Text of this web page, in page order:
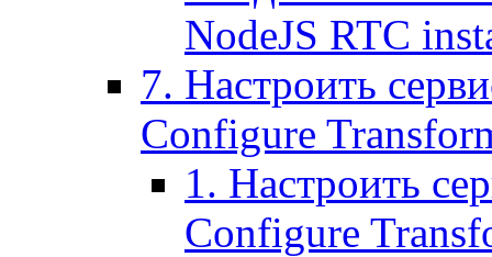
NodeJS RTC
7. Настроить
Configure
1. Настроить
Configure